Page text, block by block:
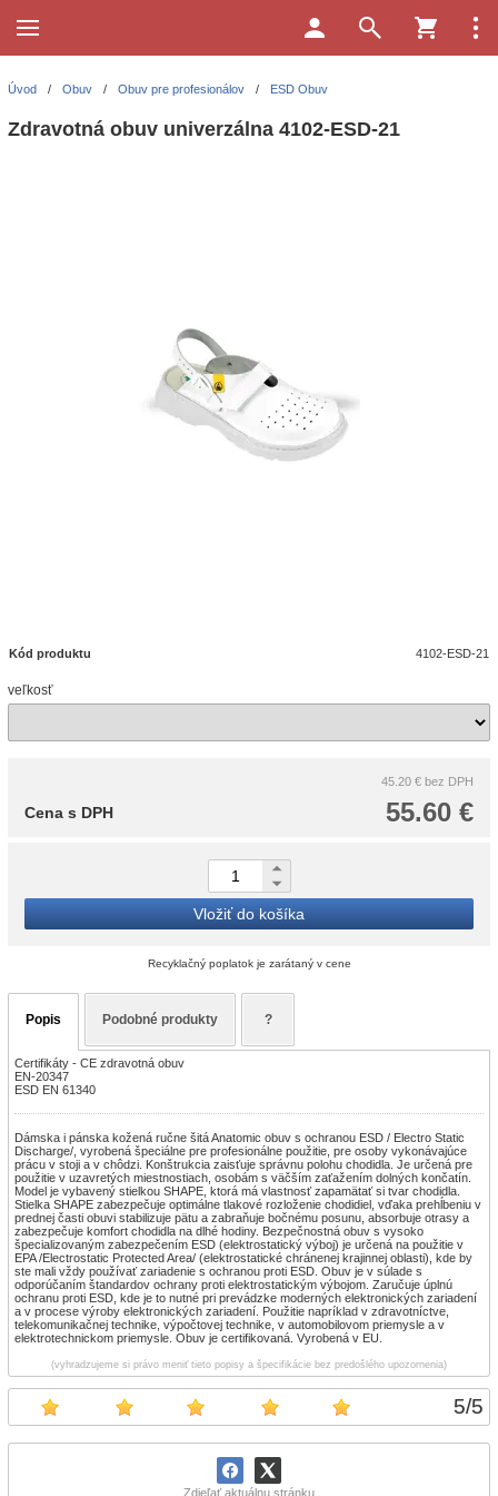
5/5
Zdieľať aktuálnu stránku
Úvod / Obuv / Obuv pre profesionálov / ESD Obuv
Zdravotná obuv univerzálna 4102-ESD-21
Kód produktu 4102-ESD-21
veľkosť
45.20 € bez DPH
55.60 €
Cena s DPH
Vložiť do košíka
Recyklačný poplatok je zarátaný v cene
Popis Podobné produkty ?
Certifikáty - CE zdravotná obuv
EN-20347
ESD EN 61340
Dámska i pánska kožená ručne šitá Anatomic obuv s ochranou ESD / Electro Static
Discharge/, vyrobená špeciálne pre profesionálne použitie, pre osoby vykonávajúce
prácu v stoji a v chôdzi. Konštrukcia zaisťuje správnu polohu chodidla. Je určená pre
použitie v uzavretých miestnostiach, osobám s väčším zaťažením dolných končatín.
Model je vybavený stielkou SHAPE, ktorá má vlastnosť zapamätať si tvar chodidla.
Stielka SHAPE zabezpečuje optimálne tlakové rozloženie chodidiel, vďaka prehĺbeniu v
prednej časti obuvi stabilizuje pätu a zabraňuje bočnému posunu, absorbuje otrasy a
zabezpečuje komfort chodidla na dlhé hodiny. Bezpečnostná obuv s vysoko
špecializovaným zabezpečením ESD (elektrostatický výboj) je určená na použitie v
EPA /Electrostatic Protected Area/ (elektrostatické chránenej krajinnej oblasti), kde by
ste mali vždy používať zariadenie s ochranou proti ESD. Obuv je v súlade s
odporúčaním štandardov ochrany proti elektrostatickým výbojom. Zaručuje úplnú
ochranu proti ESD, kde je to nutné pri prevádzke moderných elektronických zariadení
a v procese výroby elektronických zariadení. Použitie napríklad v zdravotníctve,
telekomunikačnej technike, výpočtovej technike, v automobilovom priemysle a v
elektrotechnickom priemysle. Obuv je certifikovaná. Vyrobená v EU.
(vyhradzujeme si právo meniť tieto popisy a špecifikácie bez predošlého upozornenia)